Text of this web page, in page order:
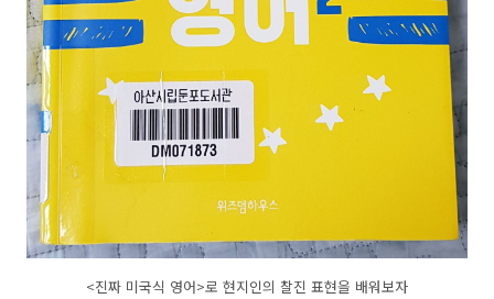
<진짜 미국식 영어>로 현지인의 찰진 표현을 배워보자